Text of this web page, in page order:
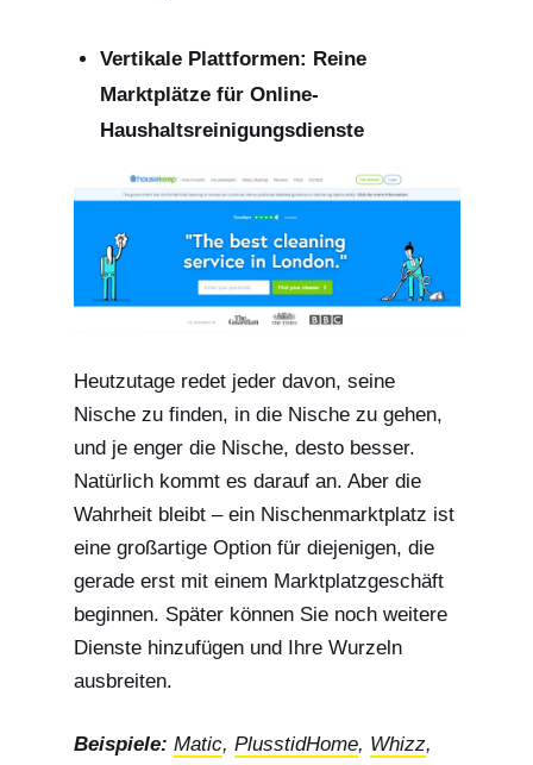
Vertikale Plattformen: Reine
Marktplätze für Online-
Haushaltsreinigungsdienste
Heutzutage redet jeder davon, seine
Nische zu finden, in die Nische zu gehen,
und je enger die Nische, desto besser.
Natürlich kommt es darauf an. Aber die
Wahrheit bleibt – ein Nischenmarktplatz ist
eine großartige Option für diejenigen, die
gerade erst mit einem Marktplatzgeschäft
beginnen. Später können Sie noch weitere
Dienste hinzufügen und Ihre Wurzeln
ausbreiten.
Beispiele: Matic, PlusstidHome, Whizz,